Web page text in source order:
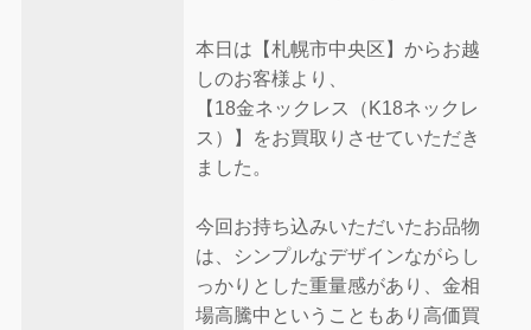
本日は【札幌市中央区】からお越
しのお客様より、
【18金ネックレス（K18ネックレ
ス）】をお買取りさせていただき
ました。
今回お持ち込みいただいたお品物
は、シンプルなデザインながらし
っかりとした重量感があり、金相
場高騰中ということもあり高価買